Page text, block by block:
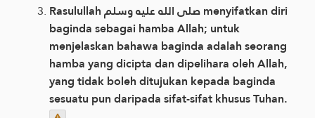
Rasulullah صلى الله عليه وسلم menyifatkan diri
baginda sebagai hamba Allah; untuk
menjelaskan bahawa baginda adalah seorang
hamba yang dicipta dan dipelihara oleh Allah,
yang tidak boleh ditujukan kepada baginda
sesuatu pun daripada sifat-sifat khusus Tuhan.